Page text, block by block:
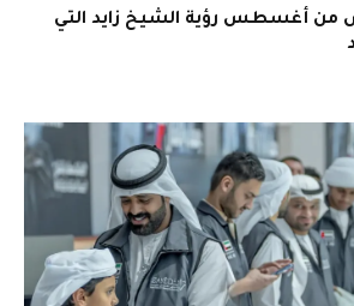
من أغسطس رؤية الشيخ زايد التي